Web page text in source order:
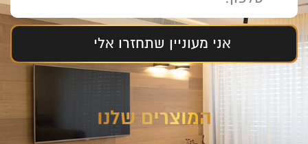
אני מעוניין שתחזרו אלי
המוצרים שלנו